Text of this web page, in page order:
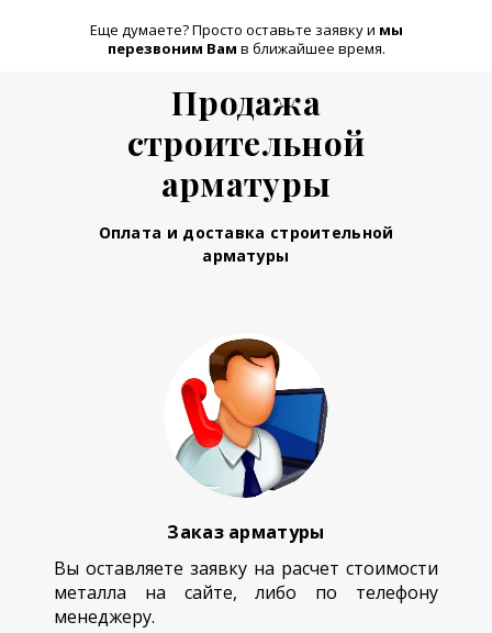
Еще думаете? Просто оставьте заявку и мы
перезвоним Вам в ближайшее время.
Продажа
строительной
арматуры
Оплата и доставка строительной
арматуры
Заказ арматуры
Вы оставляете заявку на расчет стоимости
металла на сайте, либо по телефону
менеджеру.